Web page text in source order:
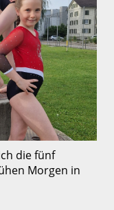
die fünf
Morgen in